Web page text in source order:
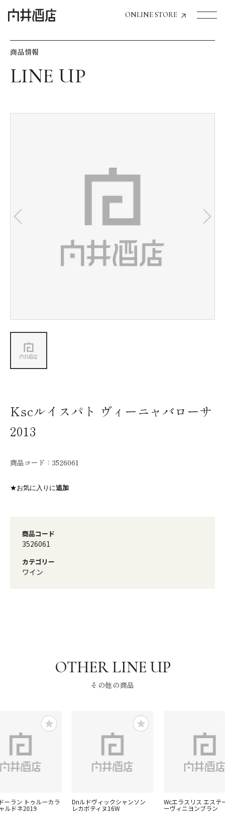
ONLINE STORE
飲食店経営のお客様
お気に入り機能の活用方法
会社情報
商品情報
Kscルイスパト ヴィーニャバローサ
2013
商品コード： 3526061
★お気に入りに追加
商品コード
3526061
カテゴリー
ワイン
その他の商品
ーラン トゥルーカラ
ルドネ2019
Dnルドヴィックシャンソン
レカボティヌ16W
Wcエラスリス エステ
ーヴィニヨンブラン